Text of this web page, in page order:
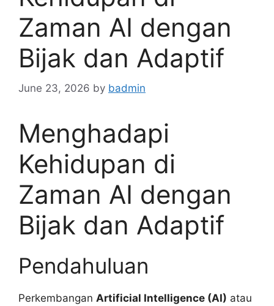
Zaman AI dengan
Bijak dan Adaptif
June 23, 2026 by badmin
Menghadapi
Kehidupan di
Zaman AI dengan
Bijak dan Adaptif
Pendahuluan
Perkembangan Artificial Intelligence (AI) atau